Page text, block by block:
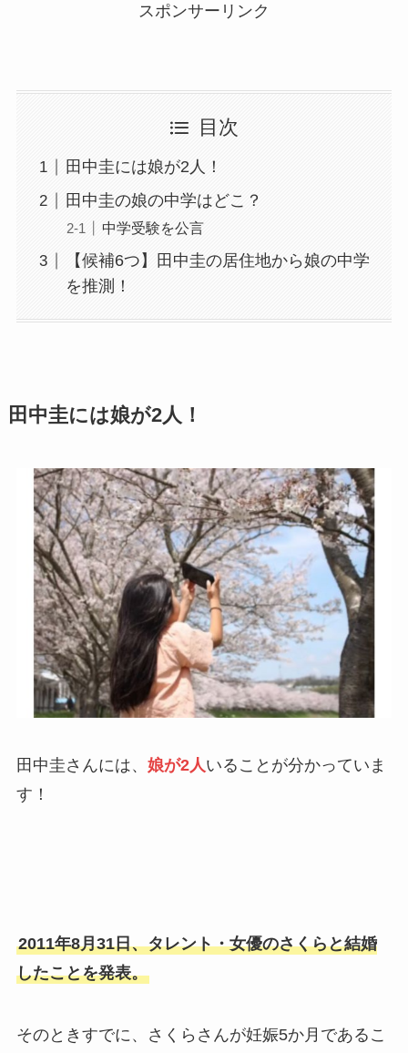
スポンサーリンク
目次
田中圭には娘が2人！
田中圭の娘の中学はどこ？
中学受験を公言
【候補6つ】田中圭の居住地から娘の中学
を推測！
田中圭には娘が2人！
田中圭さんには、 娘が2人いることが分かっていま
す！
2011年8月31日、タレント・女優のさくらと結婚
したことを発表。
そのときすでに、さくらさんが妊娠5か月であるこ